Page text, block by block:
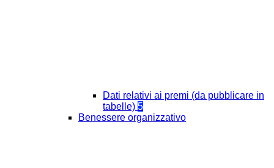
Dati relativi ai premi (da pubblicare in
tabelle) 5
Benessere organizzativo